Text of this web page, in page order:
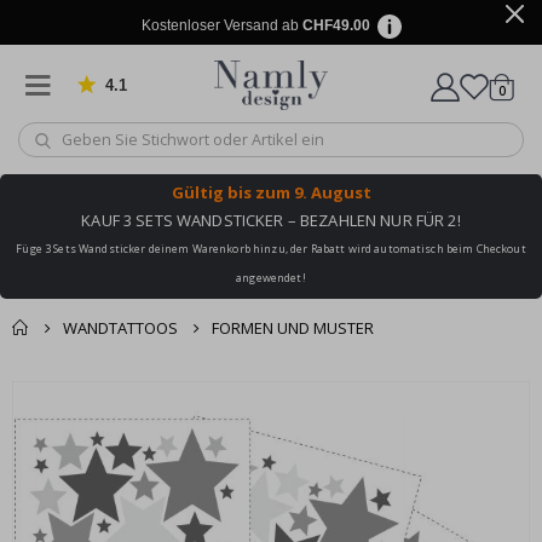
Kostenloser Versand ab CHF49.00
4.1 von 1029 Bewertungen
Wagen
0
Gültig bis zum 9. August
KAUF 3 SETS WANDSTICKER – BEZAHLEN NUR FÜR 2!
Füge 3 Sets Wandsticker deinem Warenkorb hinzu, der Rabatt wird automatisch beim Checkout
angewendet!
WANDTATTOOS FORMEN UND MUSTER
Produkte
Ende
der
Bildgalerie
springen